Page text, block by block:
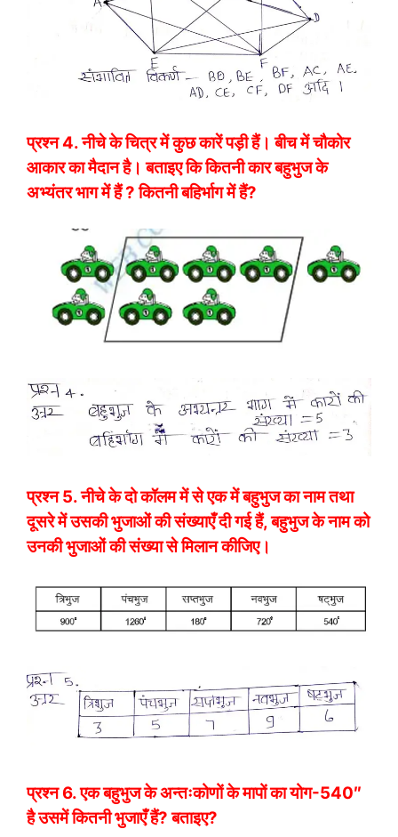
प्रश्न 4. नीचे के चित्र में कुछ कारें पड़ी हैं। बीच में चौकोर
आकार का मैदान है। बताइए कि कितनी कार बहुभुज के
अभ्यंतर भाग में हैं ? कितनी बहिर्भाग में हैं?
प्रश्न 5. नीचे के दो कॉलम में से एक में बहुभुज का नाम तथा
दूसरे में उसकी भुजाओं की संख्याएँ दी गई हैं, बहुभुज के नाम को
उनकी भुजाओं की संख्या से मिलान कीजिए।
प्रश्न 6. एक बहुभुज के अन्तःकोणों के मापों का योग-540″
है उसमें कितनी भुजाएँ हैं? बताइए?